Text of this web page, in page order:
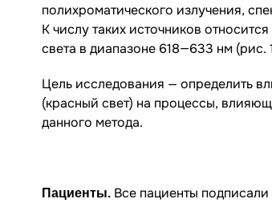
полихроматического излучения,
К числу таких источников
света в диапазоне 618—633 нм (рис.
Цель исследования — определить
(красный свет) на процессы,
данного метода.
Пациенты. Все пациенты